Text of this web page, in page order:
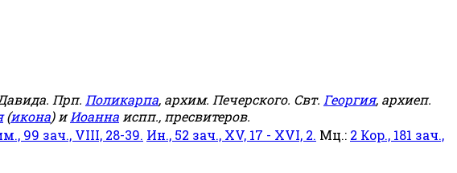
Прп. Поликарпа, архим. Печерского. Свт. Георгия, архиеп.
(икона) иИоанна испп., пресвитеров.
99 зач., VIII, 28-39. Ин., 52 зач., XV, 17 - XVI, 2. Мц.: 2 Кор., 181 зач.,